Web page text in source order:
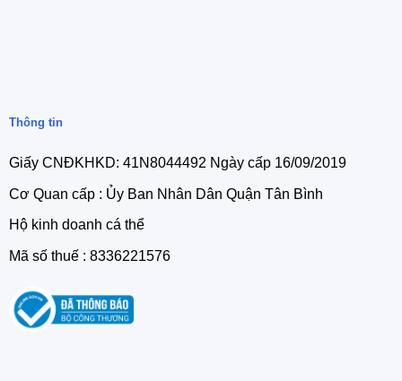
Thông tin
Giấy CNĐKHKD: 41N8044492 Ngày cấp 16/09/2019
Cơ Quan cấp : Ủy Ban Nhân Dân Quận Tân Bình
Hộ kinh doanh cá thể
Mã số thuế : 8336221576